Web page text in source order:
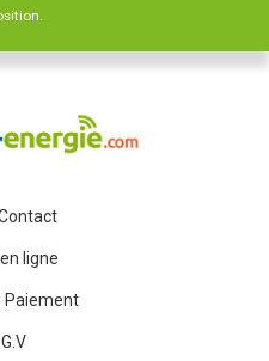
ligne
Paiement